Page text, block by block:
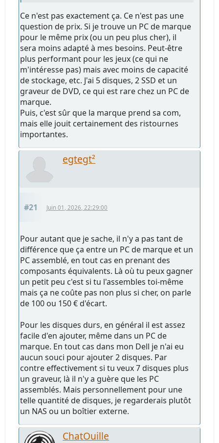
Ce n'est pas exactement ça. Ce n'est pas une
question de prix. Si je trouve un PC de marque
pour le même prix (ou un peu plus cher), il
sera moins adapté à mes besoins. Peut-être
plus performant pour les jeux (ce qui ne
m'intéresse pas) mais avec moins de capacité
de stockage, etc. J'ai 5 disques, 2 SSD et un
graveur de DVD, ce qui est rare chez un PC de
marque.
Puis, c'est sûr que la marque prend sa com,
mais elle jouit certainement des ristournes
importantes.
egtegt²
#21 Juin 01, 2026, 22:29:00
Pour autant que je sache, il n'y a pas tant de
différence que ça entre un PC de marque et un
PC assemblé, en tout cas en prenant des
composants équivalents. Là où tu peux gagner
un petit peu c'est si tu l'assembles toi-même
mais ça ne coûte pas non plus si cher, on parle
de 100 ou 150 € d'écart.
Pour les disques durs, en général il est assez
facile d'en ajouter, même dans un PC de
marque. En tout cas dans mon Dell je n'ai eu
aucun souci pour ajouter 2 disques. Par
contre effectivement si tu veux 7 disques plus
un graveur, là il n'y a guère que les PC
assemblés. Mais personnellement pour une
telle quantité de disques, je regarderais plutôt
un NAS ou un boîtier externe.
ChatOuille